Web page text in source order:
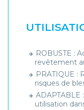
ROBUSTE :
revêtement
PRATIQUE :
risques de
ADAPTABLE
utilisation